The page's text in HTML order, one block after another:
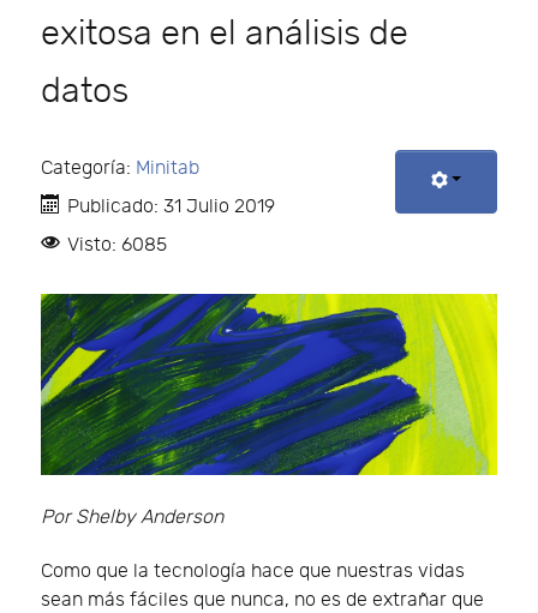
exitosa en el análisis de
datos
Categoría: Minitab
Publicado: 31 Julio 2019
Visto: 6085
Por Shelby Anderson
Como que la tecnología hace que nuestras vidas
sean más fáciles que nunca, no es de extrañar que